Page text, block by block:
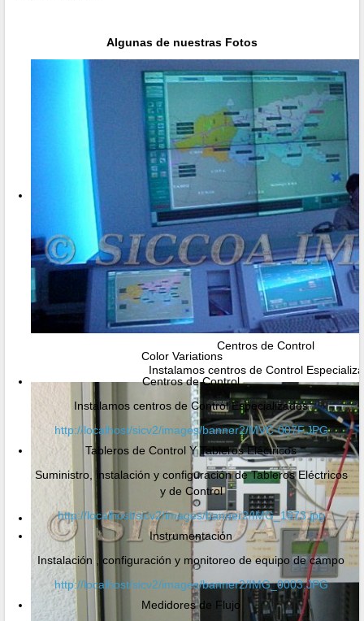
Algunas de nuestras Fotos
Centros de Control
Instalamos centros de Control
Color Variations
Centros de Control
Instalamos centros de Control Especializados
http://localhost/sicv2/images/banner2/MVC-007F.JPG
Tableros de Control Y Tableros Eléctricos
Suministro, instalación y configuración de Tableros Eléctricos
y de Control
http://localhost/sicv2/images/banner2/IMG_1673.jpg
Instrumentación
Instalación , configuración y monitoreo de equipo de campo
http://localhost/sicv2/images/banner2/IMG_0003.JPG
Medidores de Flujo